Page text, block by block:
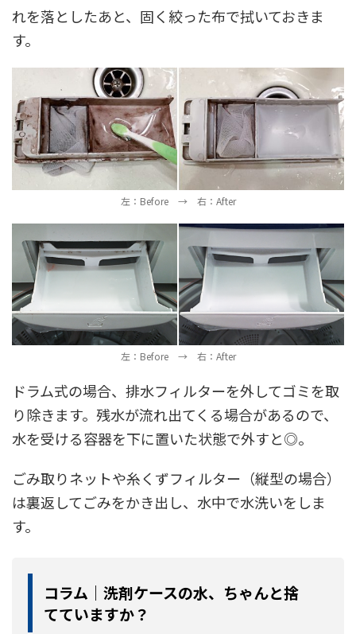
れを落としたあと、固く絞った布で拭いておきま
す。
左：Before → 右：After
左：Before → 右：After
ドラム式の場合、排水フィルターを外してゴミを取
り除きます。残水が流れ出てくる場合があるので、
水を受ける容器を下に置いた状態で外すと◎。
ごみ取りネットや糸くずフィルター（縦型の場合）
は裏返してごみをかき出し、水中で水洗いをしま
す。
コラム｜洗剤ケースの水、ちゃんと捨
てていますか？